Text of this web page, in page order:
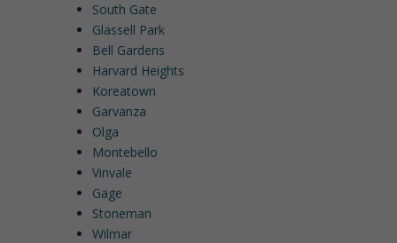
South Gate
Glassell Park
Bell Gardens
Harvard Heights
Koreatown
Garvanza
Olga
Montebello
Vinvale
Gage
Stoneman
Wilmar